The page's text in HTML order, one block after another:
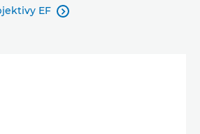
EF 